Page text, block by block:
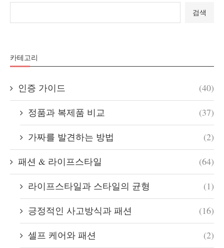
검색
카테고리
인증 가이드 (40)
정품과 복제품 비교 (37)
가짜를 발견하는 방법 (2)
패션 & 라이프스타일 (64)
라이프스타일과 스타일의 균형 (1)
긍정적인 사고방식과 패션 (16)
셀프 케어와 패션 (2)